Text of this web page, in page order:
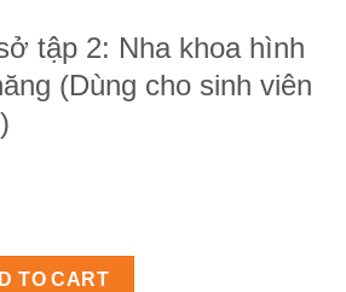
tập 2: Nha khoa hình
(Dùng cho sinh viên
Nha khoa hình thái và chức năng
TO CART